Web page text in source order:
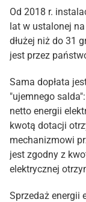
Od 2018 r.
lat w ustalonej
dłużej niż do 31
jest przez
Sama dopłata
"ujemnego
netto energii
kwotą dotacji
mechanizmowi
jest zgodny z
elektrycznej
Sprzedaż energii